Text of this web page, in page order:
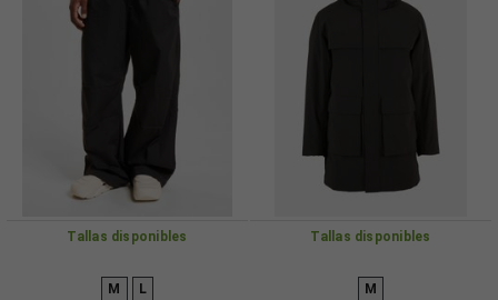
Tallas disponibles
M L
Tallas disponibles
M